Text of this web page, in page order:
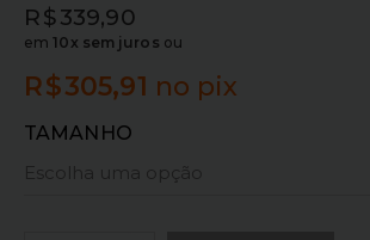
R$339,90
em10x sem juros ou
R$305,91 no pix
TAMANHO